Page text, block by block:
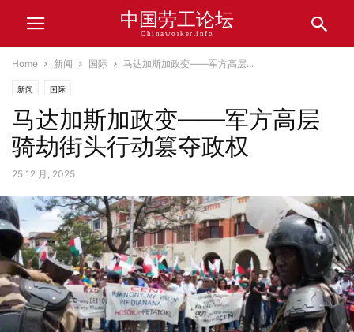
中国劳工论坛
Chinaworker.info
Home 新闻 国际 马达加斯加政变——军方高层...
新闻 国际
马达加斯加政变——军方高层
骑劫街头行动篡夺政权
25 12 月, 2025